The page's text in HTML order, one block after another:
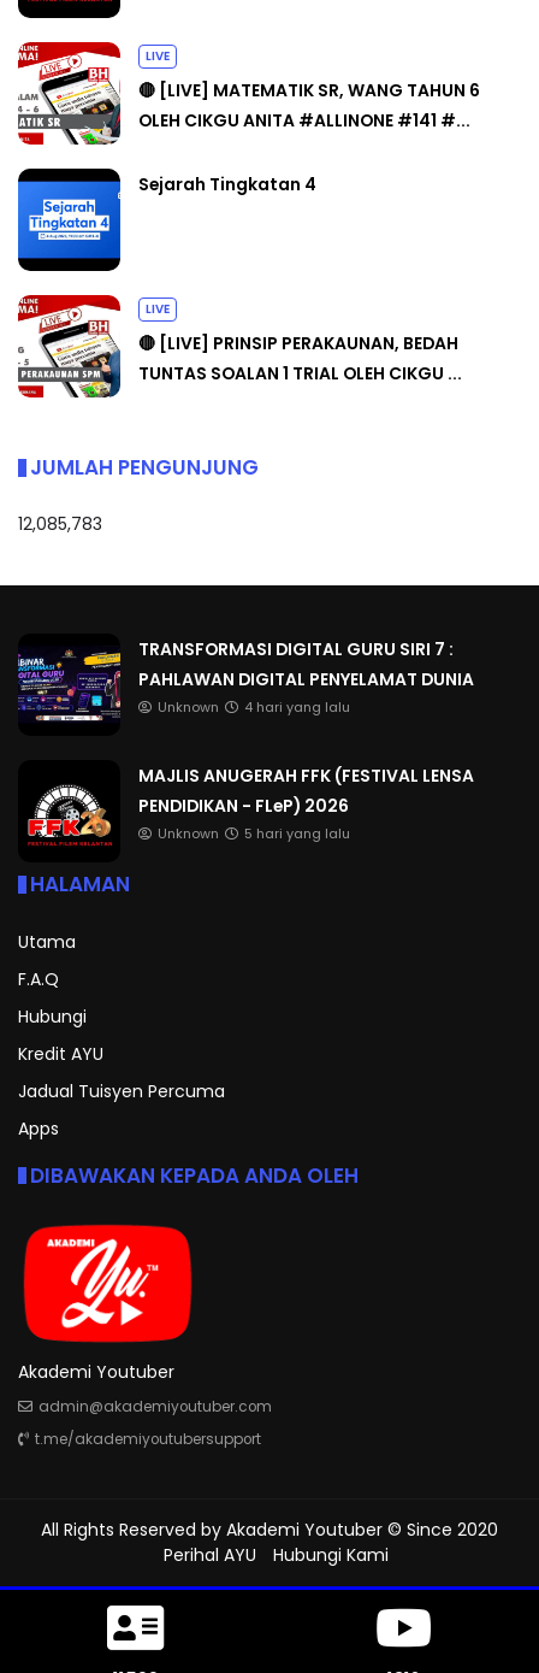
LIVE
🔴 [LIVE] MATEMATIK SR, WANG TAHUN 6
OLEH CIKGU ANITA #ALLINONE #141 #...
Sejarah Tingkatan 4
LIVE
🔴 [LIVE] PRINSIP PERAKAUNAN, BEDAH
TUNTAS SOALAN 1 TRIAL OLEH CIKGU ...
JUMLAH PENGUNJUNG
12,085,783
TRANSFORMASI DIGITAL GURU SIRI 7 :
PAHLAWAN DIGITAL PENYELAMAT DUNIA
Unknown 4 hari yang lalu
MAJLIS ANUGERAH FFK (FESTIVAL LENSA
PENDIDIKAN - FLeP) 2026
Unknown 5 hari yang lalu
HALAMAN
Utama
F.A.Q
Hubungi
Kredit AYU
Jadual Tuisyen Percuma
Apps
DIBAWAKAN KEPADA ANDA OLEH
Akademi Youtuber
admin@akademiyoutuber.com
t.me/akademiyoutubersupport
All Rights Reserved by Akademi Youtuber © Since 2020
Perihal AYU
Hubungi Kami